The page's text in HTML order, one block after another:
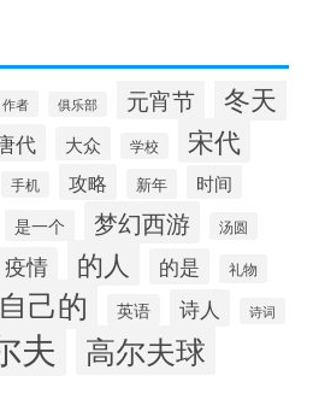
作者 俱乐部 元宵节 冬天
代 大众 学校 宋代
手机 攻略 新年 时间
是一个 梦幻西游 汤圆
疫情 的人 的是 礼物
自己的 英语 诗人 诗词
夫 高尔夫球